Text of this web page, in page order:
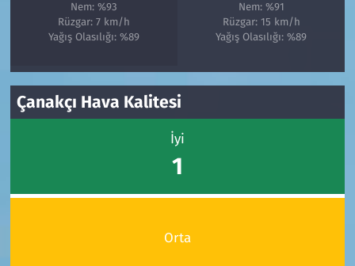
Nem: %93
Rüzgar: 7 km/h
Yağış Olasılığı: %89
Nem: %91
Rüzgar: 15 km/h
Yağış Olasılığı: %89
Çanakçı Hava Kalitesi
İyi
1
Orta